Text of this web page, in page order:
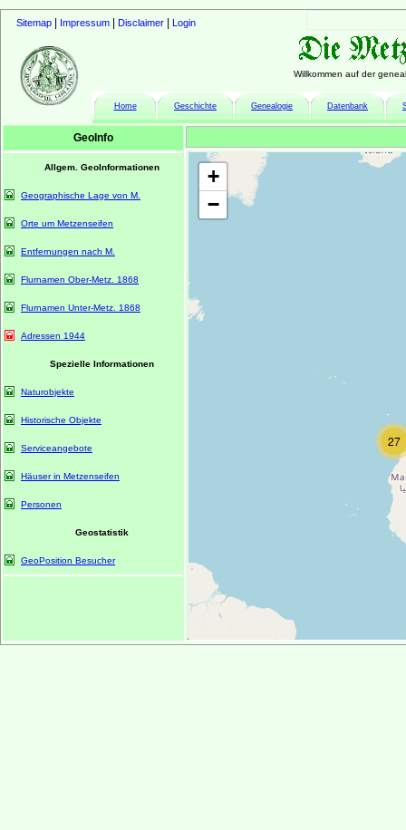
Sitemap Impressum Disclaimer Login
Willkommen auf der
Home Geschichte Genealogie Datenbank
GeoInfo
Allgem. GeoInformationen
Geographische Lage von M.
Orte um Metzenseifen
Entfernungen nach M.
Flurnamen Ober-Metz. 1868
Flurnamen Unter-Metz. 1868
Adressen 1944
Spezielle Informationen
Naturobjekte
Historische Objekte
Serviceangebote
Häuser in Metzenseifen
Personen
Geostatistik
GeoPosition Besucher
27
+
−
1068